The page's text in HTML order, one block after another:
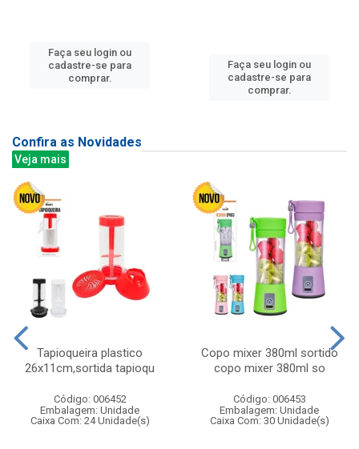
Faça seu login ou
cadastre-se para
comprar.
Faça seu login ou
cadastre-se para
comprar.
Confira as Novidades
Veja mais
Tapioqueira plastico
26x11cm,sortida tapioqu
Código: 006452
Embalagem: Unidade
Caixa Com: 24 Unidade(s)
Copo mixer 380ml sortido
copo mixer 380ml so
Código: 006453
Embalagem: Unidade
Caixa Com: 30 Unidade(s)